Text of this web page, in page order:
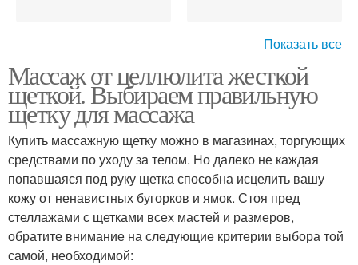
условиях
Щетка от целлюлита
Массажная щетка Эффективные массажи
Щетка против
целлюлита
Показать все
Массаж от целлюлита жесткой
щеткой. Выбираем правильную
щетку для массажа
Купить массажную щетку можно в магазинах, торгующих
средствами по уходу за телом. Но далеко не каждая
попавшаяся под руку щетка способна исцелить вашу
кожу от ненавистных бугорков и ямок. Стоя пред
стеллажами с щетками всех мастей и размеров,
обратите внимание на следующие критерии выбора той
самой, необходимой: